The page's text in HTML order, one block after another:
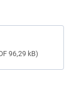
96,29 kB